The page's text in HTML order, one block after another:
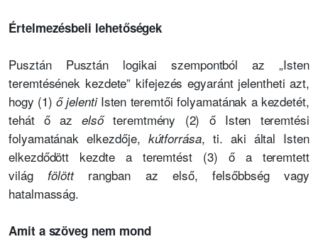
Értelmezésbeli lehetőségek
Pusztán Pusztán logikai szempontból az „Isten
teremtésének kezdete” kifejezés egyaránt jelentheti azt,
hogy (1) ő jelenti Isten teremtői folyamatának a kezdetét,
tehát ő azelsőteremtmény (2) ő Isten teremtési
folyamatának elkezdője, kútforrása, ti. aki által Isten
elkezdődött kezdte a teremtést (3) ő a teremtett
világfölöttrangban az első, felsőbbség vagy
hatalmasság.
Amit a szöveg nem mond